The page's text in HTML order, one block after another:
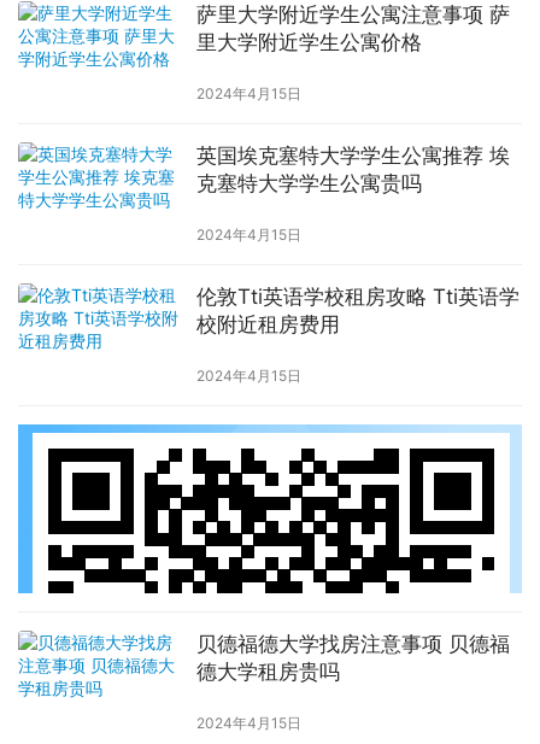
萨里大学附近学生公寓注意事项 萨
里大学附近学生公寓价格
2024年4月15日
英国埃克塞特大学学生公寓推荐 埃
克塞特大学学生公寓贵吗
2024年4月15日
伦敦Tti英语学校租房攻略 Tti英语学
校附近租房费用
2024年4月15日
贝德福德大学找房注意事项 贝德福
德大学租房贵吗
2024年4月15日